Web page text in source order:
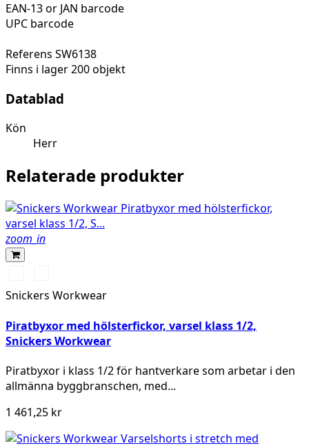
EAN-13 or JAN barcode
UPC barcode
Referens SW6138
Finns i lager200 objekt
Datablad
Kön
Herr
Relaterade produkter
zoom_in
vis
yellow\Black
orange\Black
Snickers Workwear
Piratbyxor med hölsterfickor, varsel klass 1/2,
Snickers Workwear
Piratbyxor i klass 1/2 för hantverkare som arbetar i den
allmänna byggbranschen, med...
1 461,25 kr